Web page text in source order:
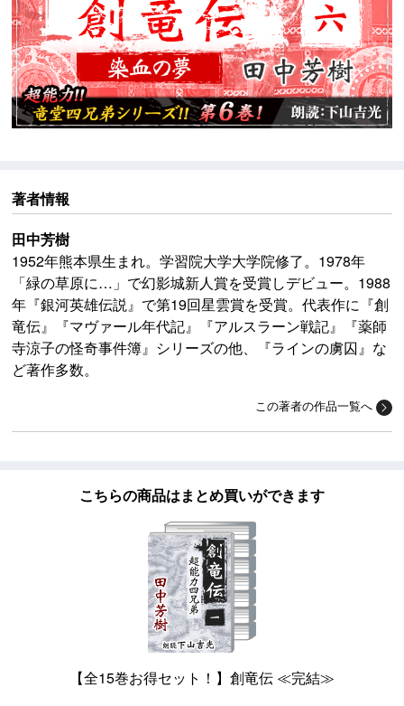
著者情報
田中芳樹
1952年熊本県生まれ。学習院大学大学院修了。1978年
「緑の草原に…」で幻影城新人賞を受賞しデビュー。1988
年『銀河英雄伝説』で第19回星雲賞を受賞。代表作に『創
竜伝』『マヴァール年代記』『アルスラーン戦記』『薬師
寺涼子の怪奇事件簿』シリーズの他、『ラインの虜囚』な
ど著作多数。
この著者の作品一覧へ
こちらの商品はまとめ買いができます
【全15巻お得セット！】創竜伝 ≪完結≫